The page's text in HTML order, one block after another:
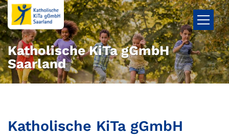
Zum Inhalt springen
Katholische KiTa gGmbH
Saarland
Katholische KiTa gGmbH